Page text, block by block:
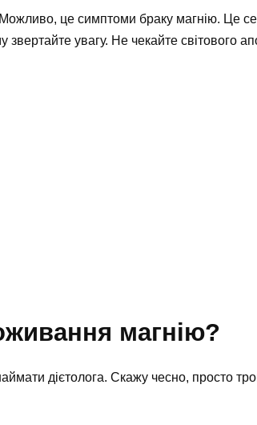
Можливо, це симптоми браку магнію. Це
увагу. Не чекайте світового
магнію?
дієтолога. Скажу чесно, просто